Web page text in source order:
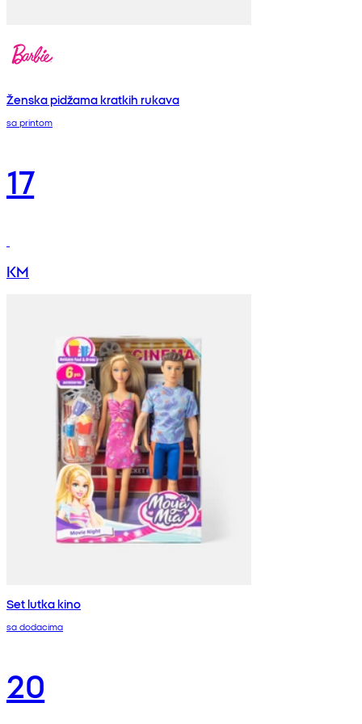
Ženska pidžama kratkih rukava
sa printom
17
KM
Set lutka kino
sa dodacima
20